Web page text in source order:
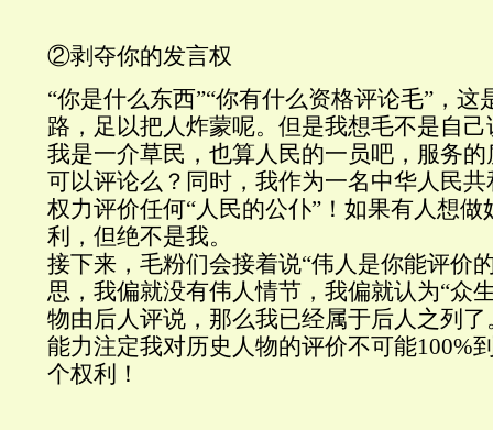
②剥夺你的发言权
“你是什么东西”“你有什么资格评论毛”，这
路，足以把人炸蒙呢。但是我想毛不是自己
我是一介草民，也算人民的一员吧，服务
可以评论么？同时，我作为一名中华人民
权力评价任何“人民的公仆”！如果有人想
利，但绝不是我。
接下来，毛粉们会接着说“伟人是你能评价
思，我偏就没有伟人情节，我偏就认为“众
物由后人评说，那么我已经属于后人之列
能力注定我对历史人物的评价不可能100%
个权利！